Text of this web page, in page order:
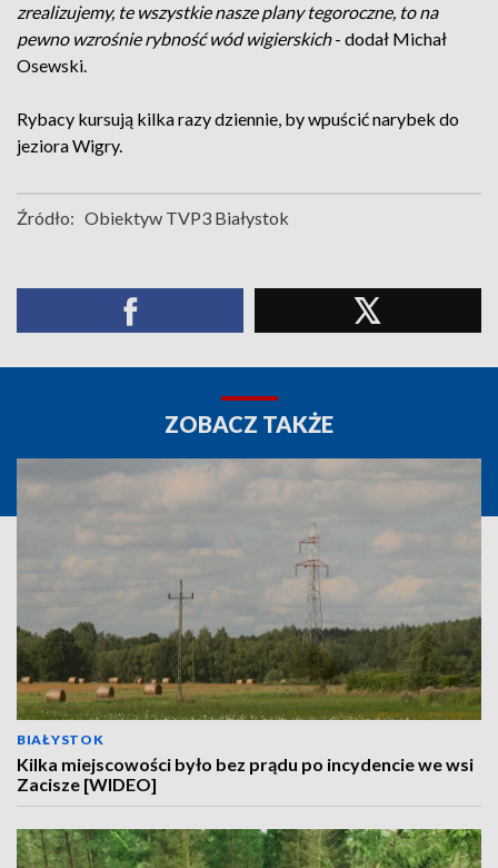
zrealizujemy, te wszystkie nasze plany tegoroczne, to na
pewno wzrośnie rybność wód wigierskich- dodał Michał
Osewski.
Rybacy kursują kilka razy dziennie, by wpuścić narybek do
jeziora Wigry.
Źródło: Obiektyw TVP3 Białystok
ZOBACZ TAKŻE
BIAŁYSTOK
Kilka miejscowości było bez prądu po incydencie we wsi
Zacisze [WIDEO]